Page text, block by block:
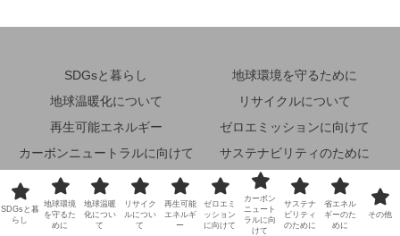
SDGsと暮らし
地球環境を守るために
地球温暖化について
リサイクルについて
再生可能エネルギー
ゼロエミッションに向けて
カーボンニュートラルに向けて
サステナビリティのために
省エネルギーのために
その他
© 2024 未来地球環境ナビ.
SDGsと暮
らし
地球環境
を守るた
めに
地球温暖
化につい
て
リサイク
ルについ
て
再生可能
エネルギ
ー
ゼロエミ
ッション
に向けて
カーボン
ニュート
ラルに向
けて
サステナ
ビリティ
のために
省エネル
ギーのた
めに
その他